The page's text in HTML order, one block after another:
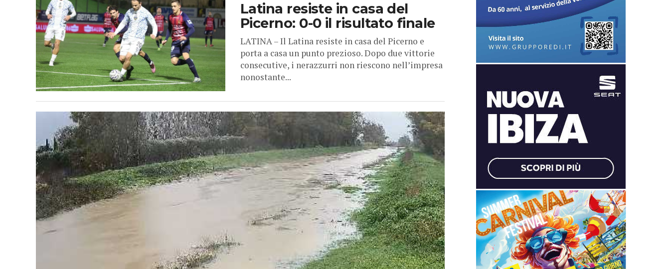
Latina resiste in casa del
Picerno: 0-0 il risultato finale
LATINA – Il Latina resiste in casa del Picerno e
porta a casa un punto prezioso. Dopo due vittorie
consecutive, i nerazzurri non riescono nell’impresa
nonostante...